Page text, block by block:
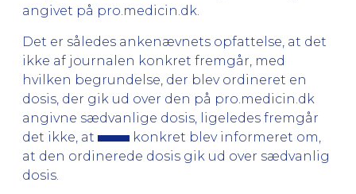
angivet på pro.medicin.dk.
Det er således ankenævnets opfattelse, at det
ikke af journalen konkret fremgår, med
hvilken begrundelse, der blev ordineret en
dosis, der gik ud over den på pro.medicin.dk
angivne sædvanlige dosis, ligeledes fremgår
det ikke, at
konkret blev informeret om,
at den ordinerede dosis gik ud over sædvanlig
dosis.